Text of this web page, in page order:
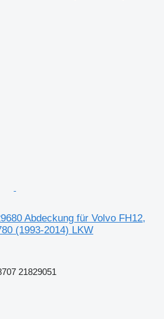
Abdeckung für Volvo FH12,
(1993-2014) LKW
21829051